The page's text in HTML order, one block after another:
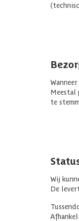
Meestal
te
Wij
De